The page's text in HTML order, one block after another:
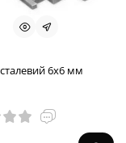
6х6 мм